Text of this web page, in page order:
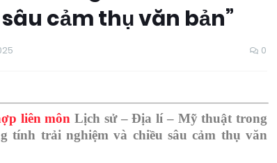
cảm thụ văn bản”
0
liên môn Lịch sử – Địa lí – Mỹ thuật trong
tính trải nghiệm và chiều sâu cảm thụ văn